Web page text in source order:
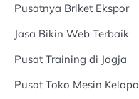
Pusatnya Briket Ekspor
Jasa Bikin Web Terbaik
Pusat Training di Jogja
Pusat Toko Mesin Kelapa